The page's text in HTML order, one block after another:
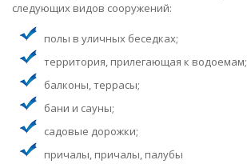
следующих видов сооружений:
полы в уличных беседках;
территория, прилегающая к водоемам;
балконы, террасы;
бани и сауны;
садовые дорожки;
причалы, причалы, палубы